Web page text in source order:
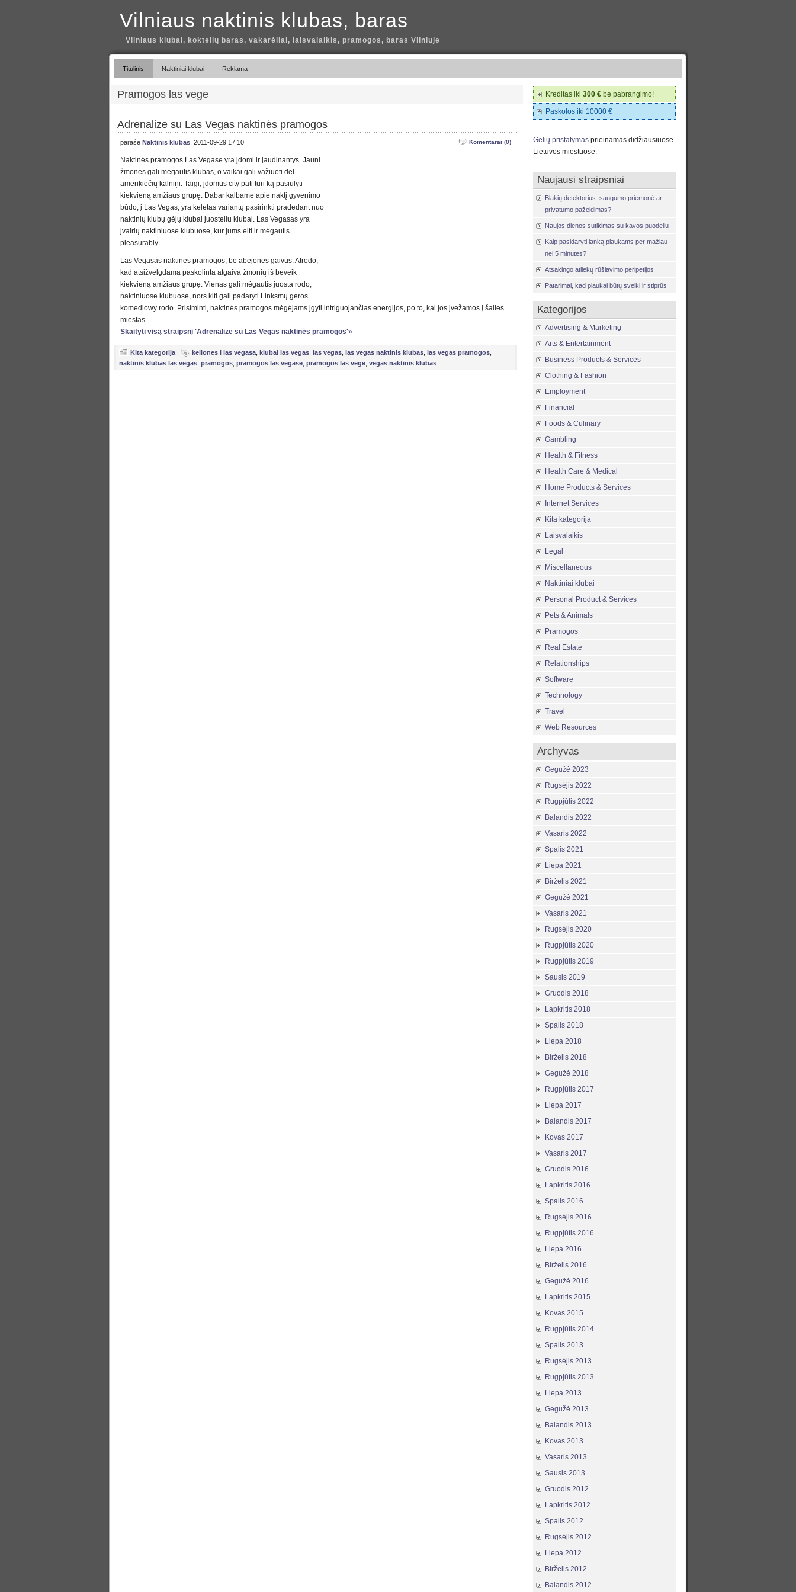
Vilniaus naktinis klubas, baras
Vilniaus klubai, koktelių baras, vakarėliai, laisvalaikis, pramogos, baras Vilniuje
Titulinis Naktiniai klubai Reklama
Pramogos las vege
Adrenalize su Las Vegas naktinės pramogos
Komentarai (0)
parašė Naktinis klubas , 2011-09-29 17:10
Naktinės pramogos Las Vegase yra įdomi ir jaudinantys. Jauni
žmonės gali mėgautis klubas, o vaikai gali važiuoti dėl
amerikiečių kalniņi. Taigi, įdomus city pati turi ką pasiūlyti
kiekvieną amžiaus grupę. Dabar kalbame apie naktį gyvenimo
būdo, į Las Vegas, yra keletas variantų pasirinkti pradedant nuo
naktinių klubų gėjų klubai juostelių klubai. Las Vegasas yra
įvairių naktiniuose klubuose, kur jums eiti ir mėgautis
pleasurably.
Las Vegasas naktinės pramogos, be abejonės gaivus. Atrodo,
kad atsižvelgdama paskolinta atgaiva žmonių iš beveik
kiekvieną amžiaus grupę. Vienas gali mėgautis juosta rodo,
naktiniuose klubuose, nors kiti gali padaryti Linksmų geros
komediowy rodo. Prisiminti, naktinės pramogos mėgėjams įgyti intriguojančias energijos, po to, kai jos įvežamos į šalies
miestas
Skaityti visą straipsnį 'Adrenalize su Las Vegas naktinės pramogos'»
Kita kategorija | keliones i las vegasa klubai las vegas las vegas las vegas naktinis klubas las vegas pramogos
naktinis klubas las vegas pramogos pramogos las vegase pramogos las vege vegas naktinis klubas
Kreditas iki 300 € be pabrangimo!
Paskolos iki 10000 €
Gėlių pristatymas prieinamas didžiausiuose
Lietuvos miestuose.
Naujausi straipsniai
Blakių detektorius: saugumo priemonė ar
privatumo pažeidimas?
Naujos dienos sutikimas su kavos puodeliu
Kaip pasidaryti lanką plaukams per mažiau
nei 5 minutes?
Atsakingo atliekų rūšiavimo peripetijos
Patarimai, kad plaukai būtų sveiki ir stiprūs
Kategorijos
Advertising & Marketing
Arts & Entertainment
Business Products & Services
Clothing & Fashion
Employment
Financial
Foods & Culinary
Gambling
Health & Fitness
Health Care & Medical
Home Products & Services
Internet Services
Kita kategorija
Laisvalaikis
Legal
Miscellaneous
Naktiniai klubai
Personal Product & Services
Pets & Animals
Pramogos
Real Estate
Relationships
Software
Technology
Travel
Web Resources
Archyvas
Gegužė 2023
Rugsėjis 2022
Rugpjūtis 2022
Balandis 2022
Vasaris 2022
Spalis 2021
Liepa 2021
Birželis 2021
Gegužė 2021
Vasaris 2021
Rugsėjis 2020
Rugpjūtis 2020
Rugpjūtis 2019
Sausis 2019
Gruodis 2018
Lapkritis 2018
Spalis 2018
Liepa 2018
Birželis 2018
Gegužė 2018
Rugpjūtis 2017
Liepa 2017
Balandis 2017
Kovas 2017
Vasaris 2017
Gruodis 2016
Lapkritis 2016
Spalis 2016
Rugsėjis 2016
Rugpjūtis 2016
Liepa 2016
Birželis 2016
Gegužė 2016
Lapkritis 2015
Kovas 2015
Rugpjūtis 2014
Spalis 2013
Rugsėjis 2013
Rugpjūtis 2013
Liepa 2013
Gegužė 2013
Balandis 2013
Kovas 2013
Vasaris 2013
Sausis 2013
Gruodis 2012
Lapkritis 2012
Spalis 2012
Rugsėjis 2012
Liepa 2012
Birželis 2012
Balandis 2012